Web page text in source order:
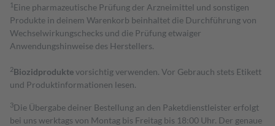
1 Eine pharmazeutische Prüfung der Arzneimittel und sonstigen
Produkte in deinem Warenkorb beinhaltet die Durchführung von
Wechselwirkungschecks und die Prüfung etwaiger
Anwendungshinweise des Herstellers.
2Biozidproduktevorsichtig verwenden. Vor Gebrauch stets Etikett
und Produktinformationen lesen.
3Die Übergabe deiner Bestellung an den Paketdienstleister erfolgt
bei uns werktags von Montag bis Freitag bis 18:00 Uhr. Der genaue